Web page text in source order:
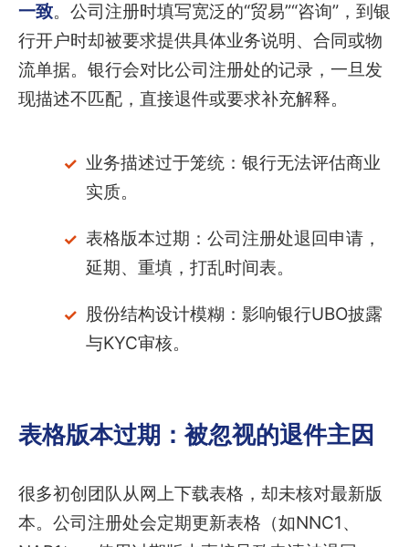
一致。公司注册时填写宽泛的“贸易”“咨询”，到银
行开户时却被要求提供具体业务说明、合同或物
流单据。银行会对比公司注册处的记录，一旦发
现描述不匹配，直接退件或要求补充解释。
业务描述过于笼统：银行无法评估商业
实质。
表格版本过期：公司注册处退回申请，
延期、重填，打乱时间表。
股份结构设计模糊：影响银行UBO披露
与KYC审核。
表格版本过期：被忽视的退件主因
很多初创团队从网上下载表格，却未核对最新版
本。公司注册处会定期更新表格（如NNC1、